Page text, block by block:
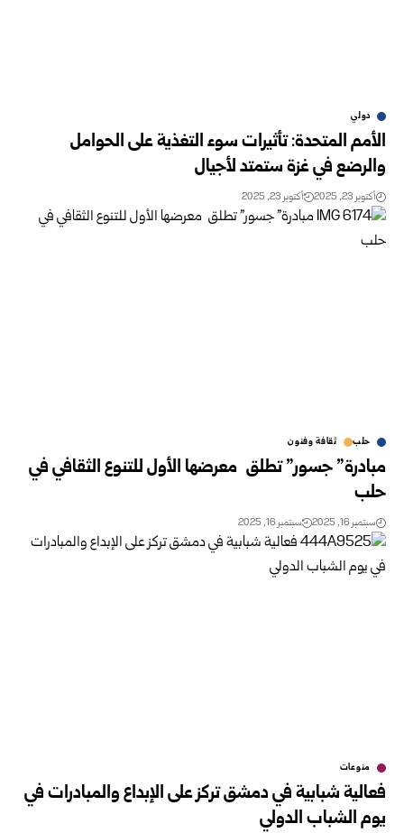
دولي
الأمم المتحدة: تأثيرات سوء التغذية على الحوامل
والرضع في غزة ستمتد لأجيال
أكتوبر 23, 2025 أكتوبر 23, 2025
حلب ثقافة وفنون
مبادرة” جسور” تطلق معرضها الأول للتنوع الثقافي في
حلب
سبتمبر 16, 2025 سبتمبر 16, 2025
منوعات
فعالية شبابية في دمشق تركز على الإبداع والمبادرات في
يوم الشباب الدولي